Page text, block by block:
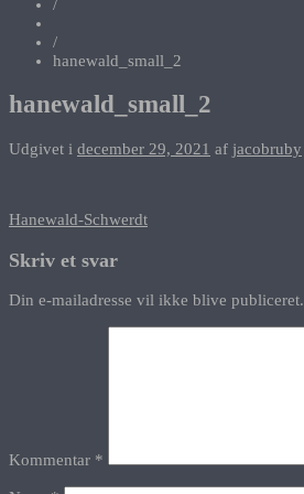
/
/
hanewald_small_2
hanewald_small_2
Udgivet i december 29, 2021 af jacobruby
Indlægsnavigation
Hanewald-Schwerdt
Skriv et svar
Din e-mailadresse vil ikke blive publiceret.
Kommentar *